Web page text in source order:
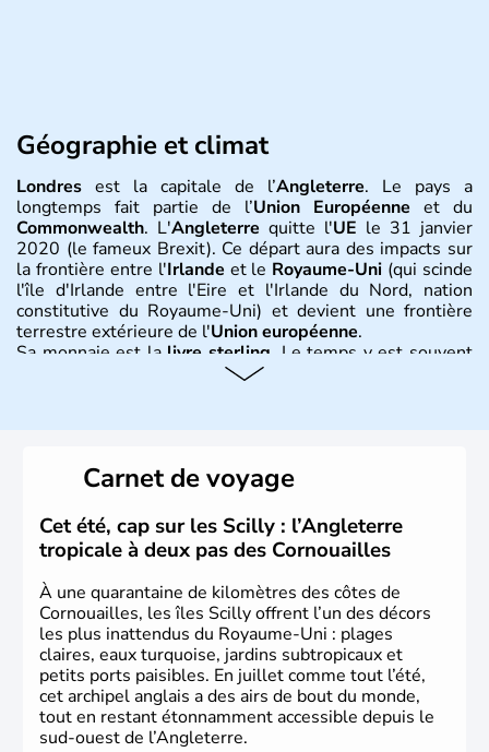
Géographie et climat
Londres est la capitale de l’Angleterre. Le pays a
longtemps fait partie de l’Union Européenne et du
Commonwealth. L'Angleterre quitte l'UE le 31 janvier
2020 (le fameux Brexit). Ce départ aura des impacts sur
la frontière entre l'Irlande et le Royaume-Uni (qui scinde
l'île d'Irlande entre l'Eire et l'Irlande du Nord, nation
constitutive du Royaume-Uni) et devient une frontière
terrestre extérieure de l'Union européenne.
Sa monnaie est lalivre sterling . Le temps y est souvent
instable avec de nombreuses précipitations : il s’agit d’un
Histoire et administration
L'Angleterre est l’une des quatre nations constitutives du
Royaume-Uni. Elle est peuplée de plus de 50 millions
d’habitants, les Anglais, et constitue à elle seule, près de
84% de la population de l’ensemble. Le pays s’est créé au
Xème siècle et tient son nom desAngles
germanique installé sur ces terres. Première démocratie
parlementaire au monde, elle doit son développement à
l’essor industriel du XIXème siècle.
Carnet de voyage
Cet été, cap sur les Scilly : l’Angleterre
tropicale à deux pas des Cornouailles
À une quarantaine de kilomètres des côtes de
Cornouailles, les îles Scilly offrent l’un des décors
les plus inattendus du Royaume-Uni : plages
claires, eaux turquoise, jardins subtropicaux et
petits ports paisibles. En juillet comme tout l’été,
cet archipel anglais a des airs de bout du monde,
tout en restant étonnamment accessible depuis le
sud-ouest de l’Angleterre.